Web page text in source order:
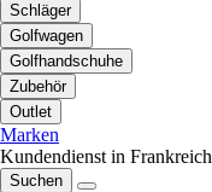
Schläger
Golfwagen
Golfhandschuhe
Zubehör
Outlet
Marken
Kundendienst in Frankreich
Suchen